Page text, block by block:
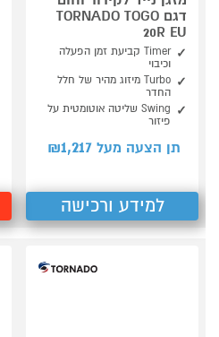
דגם TORNADO TOGO
20R EU
Timer קביעת זמן הפעלה
וכיבוי
Turbo מיזוג מהיר של חלל
החדר
Swing שליטה אוטומטית על
פיזור
תן הצעה מעל ₪ 1,217
למידע ורכישה